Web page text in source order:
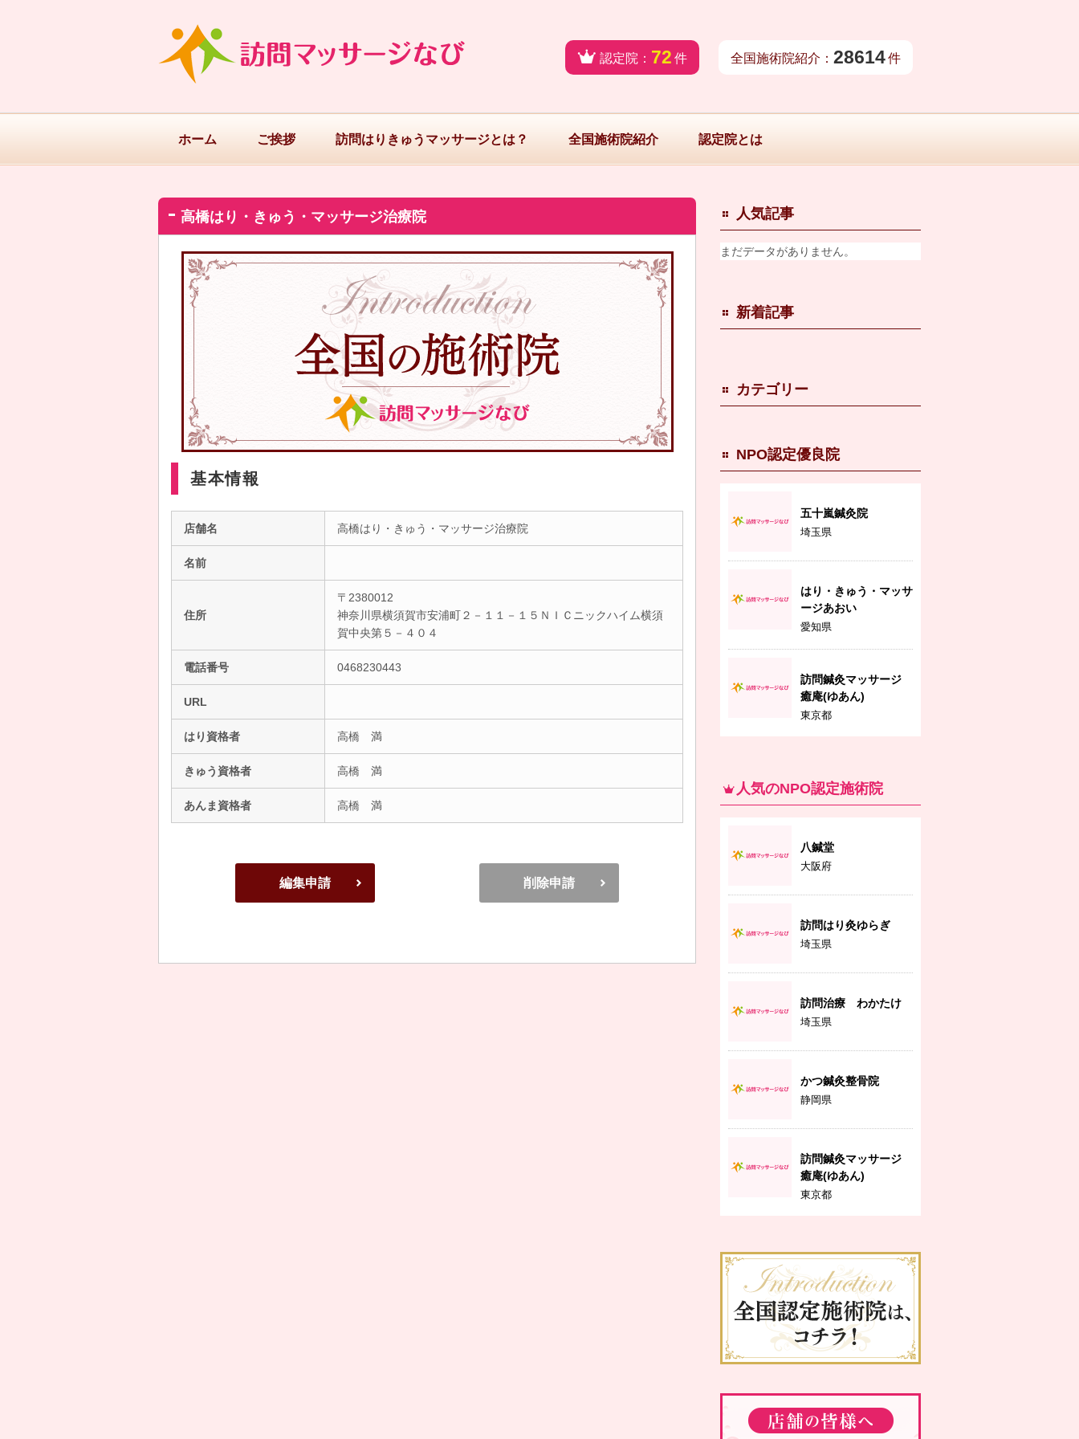
認定院： 72 件 全国施術院紹介： 28614件
ホーム ご挨拶 訪問はりきゅうマッサージとは？ 全国施術院紹介 認定院とは
高橋はり・きゅう・マッサージ治療院
基本情報
店舗名 高橋はり・きゅう・マッサージ治療院
名前
住所
〒2380012
神奈川県横須賀市安浦町２－１１－１５ＮＩＣニックハイム横須
賀中央第５－４０４
電話番号 0468230443
URL
はり資格者 高橋 満
きゅう資格者 高橋 満
あんま資格者 高橋 満
編集申請 削除申請
人気記事
まだデータがありません。
新着記事
カテゴリー
NPO認定優良院
五十嵐鍼灸院
埼玉県
はり・きゅう・マッサ
ージあおい
愛知県
訪問鍼灸マッサージ
癒庵(ゆあん)
東京都
人気のNPO認定施術院
八鍼堂
大阪府
訪問はり灸ゆらぎ
埼玉県
訪問治療 わかたけ
埼玉県
かつ鍼灸整骨院
静岡県
訪問鍼灸マッサージ
癒庵(ゆあん)
東京都